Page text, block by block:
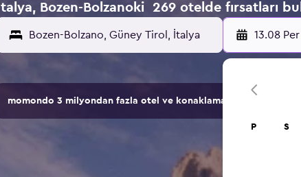
İtalya, Bozen-Bolzanoki 269 otelde fırsatları bul
13.08 Per
momondo 3 milyondan fazla otel ve konaklama seçeneğini
P S